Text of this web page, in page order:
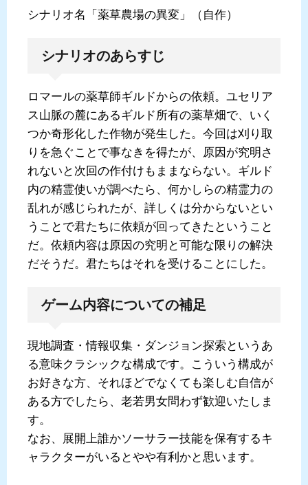
シナリオ名「薬草農場の異変」（自作）
シナリオのあらすじ
ロマールの薬草師ギルドからの依頼。ユセリア
ス山脈の麓にあるギルド所有の薬草畑で、いく
つか奇形化した作物が発生した。今回は刈り取
りを急ぐことで事なきを得たが、原因が究明さ
れないと次回の作付けもままならない。ギルド
内の精霊使いが調べたら、何かしらの精霊力の
乱れが感じられたが、詳しくは分からないとい
うことで君たちに依頼が回ってきたということ
だ。依頼内容は原因の究明と可能な限りの解決
だそうだ。君たちはそれを受けることにした。
ゲーム内容についての補足
現地調査・情報収集・ダンジョン探索というあ
る意味クラシックな構成です。こういう構成が
お好きな方、それほどでなくても楽しむ自信が
ある方でしたら、老若男女問わず歓迎いたしま
す。
なお、展開上誰かソーサラー技能を保有するキ
ャラクターがいるとやや有利かと思います。